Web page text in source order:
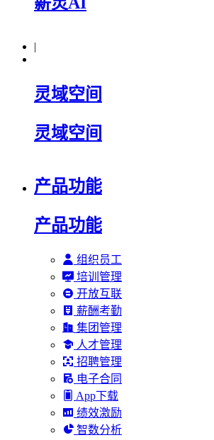
|
灵域空间
灵域空间
产品功能
产品功能
组织员工
培训管理
开放互联
薪酬考勤
集团管理
人才管理
招聘管理
电子合同
App下载
绩效激励
智数分析